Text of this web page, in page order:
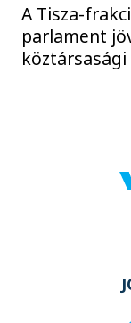
A Tisza-
parlament